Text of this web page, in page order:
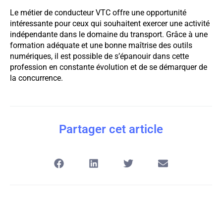
Le métier de conducteur VTC offre une opportunité
intéressante pour ceux qui souhaitent exercer une activité
indépendante dans le domaine du transport. Grâce à une
formation adéquate et une bonne maîtrise des outils
numériques, il est possible de s’épanouir dans cette
profession en constante évolution et de se démarquer de
la concurrence.
Partager cet article